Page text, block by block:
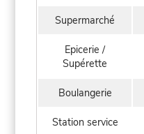
Supermarché
Epicerie /
Supérette
Boulangerie
Station service